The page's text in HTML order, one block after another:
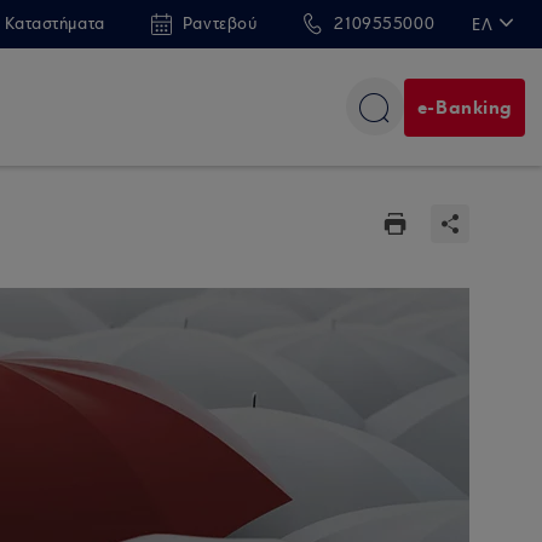
Καταστήματα Ραντεβού 2109555000 ΕΛ
e-Banking